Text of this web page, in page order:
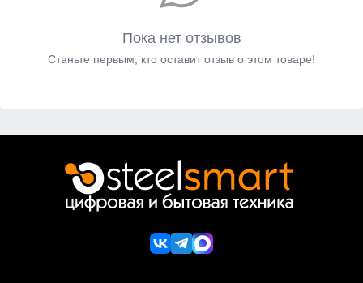
Пока нет отзывов
Станьте первым, кто оставит отзыв о этом товаре!